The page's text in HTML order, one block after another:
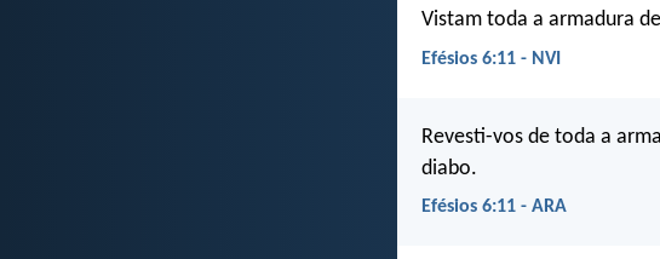
Vistam toda a armadura
Efésios 6:11 - NVI
Revesti-vos de toda a
diabo.
Efésios 6:11 - ARA